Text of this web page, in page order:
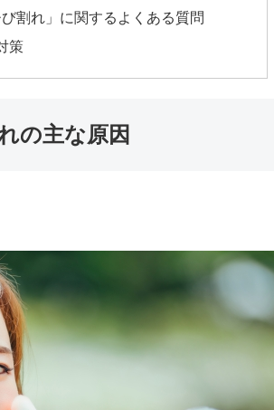
割れ」に関するよくある質問
策
の主な原因